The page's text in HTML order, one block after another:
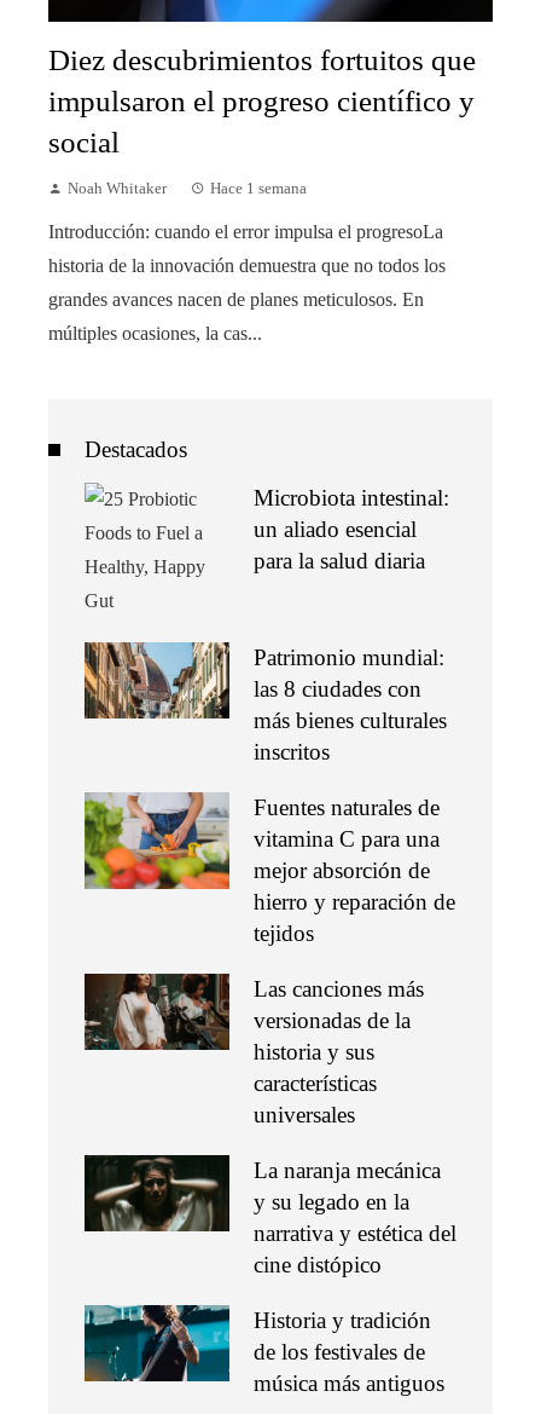
Diez descubrimientos fortuitos que
impulsaron el progreso científico y
social
Noah Whitaker Hace 1 semana
Introducción: cuando el error impulsa el progresoLa
historia de la innovación demuestra que no todos los
grandes avances nacen de planes meticulosos. En
múltiples ocasiones, la cas...
Destacados
Microbiota intestinal:
un aliado esencial
para la salud diaria
Patrimonio mundial:
las 8 ciudades con
más bienes culturales
inscritos
Fuentes naturales de
vitamina C para una
mejor absorción de
hierro y reparación de
tejidos
Las canciones más
versionadas de la
historia y sus
características
universales
La naranja mecánica
y su legado en la
narrativa y estética del
cine distópico
Historia y tradición
de los festivales de
música más antiguos